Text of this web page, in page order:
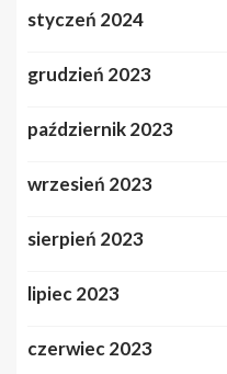
styczeń 2024
grudzień 2023
październik 2023
wrzesień 2023
sierpień 2023
lipiec 2023
czerwiec 2023